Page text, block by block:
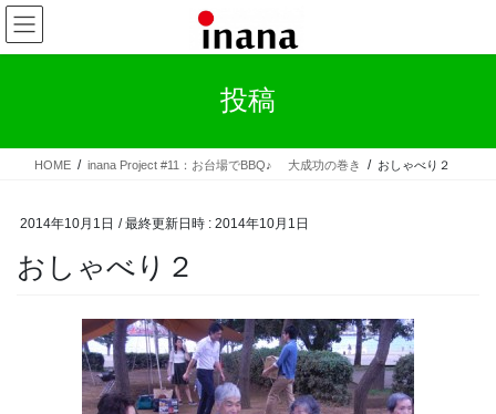
コ
ン
テ
ス
ナ
ビ
ゲ
ン
投稿
HOME inana Project #11：お台場でBBQ♪ 大成功の巻き おしゃべり２
2014年10月1日 / 最終更新日時 : 2014年10月1日
おしゃべり２